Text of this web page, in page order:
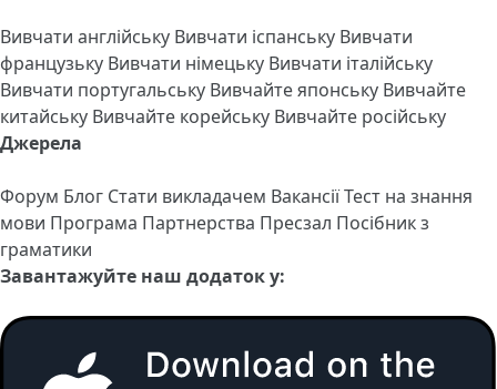
Вивчати англійську Вивчати іспанську Вивчати
французьку Вивчати німецьку Вивчати італійську
Вивчати португальську Вивчайте японську Вивчайте
китайську Вивчайте корейську Вивчайте російську
Джерела
Форум Блог Стати викладачем ВакансіїТест на знання
мови Програма Партнерства Пресзал Посібник з
граматики
Завантажуйте наш додаток у: